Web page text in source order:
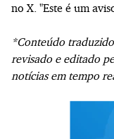
no X. "Este é um
*Conteúdo
revisado e editado
notícias em tempo